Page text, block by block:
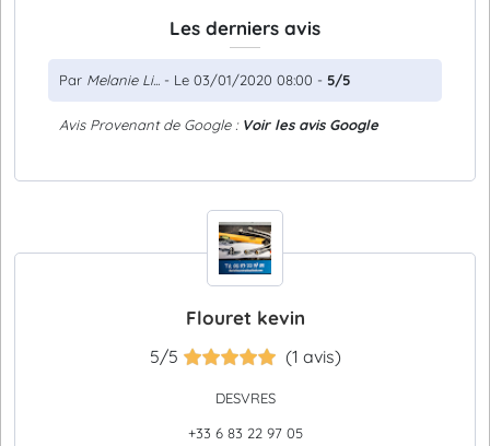
Les derniers avis
Par Melanie Li... - Le 03/01/2020 08:00 - 5/5
Avis Provenant de Google : Voir les avis Google
Flouret kevin
5/5 (1 avis)
DESVRES
+33 6 83 22 97 05